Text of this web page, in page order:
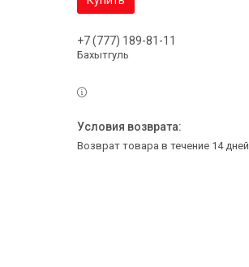
+7 (777) 189-81-11
Бахытгуль
возврат товара в течение 14 дней